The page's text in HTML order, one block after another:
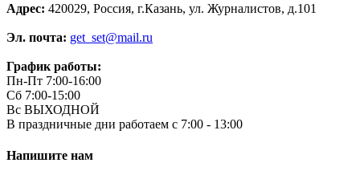
Адрес: 420029, Россия, г.Казань, ул. Журналистов, д.101
Эл. почта: get_set@mail.ru
График работы:
Пн-Пт 7:00-16:00
Сб 7:00-15:00
Вс ВЫХОДНОЙ
В праздничные дни работаем с 7:00 - 13:00
Напишите нам